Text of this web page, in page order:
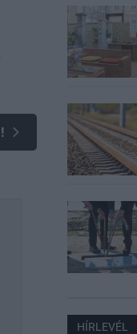
HÍRLEVÉL